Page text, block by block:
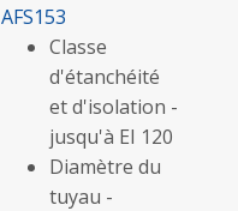
AFS153
Classe
d'étanchéité
et d'isolation -
jusqu'à EI 120
Diamètre du
tuyau -